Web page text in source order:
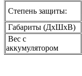
Степень защиты:
Габариты (ДхШхВ)
Вес с
аккумулятором